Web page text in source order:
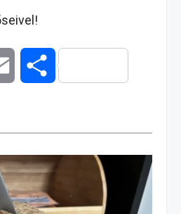
a
i
l
O
s
z
a